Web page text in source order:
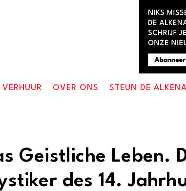
VERHUUR OVER ONS STEUN DE
Geistliche Leben.
des 14.